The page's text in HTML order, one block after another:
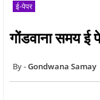
ई-पेपर
गोंडवाना समय
Gondwana Samay